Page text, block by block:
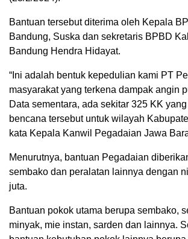
Bantuan tersebut diterima oleh Kepala
Bandung, Suska dan sekretaris BPBD
Bandung Hendra Hidayat.
“Ini adalah bentuk kepedulian kami PT
masyarakat yang terkena dampak angin
Data sementara, ada sekitar 325 KK
bencana tersebut untuk wilayah
kata Kepala Kanwil Pegadaian Jawa
Menurutnya, bantuan Pegadaian
sembako dan peralatan lainnya dengan
juta.
Bantuan pokok utama berupa sembako,
minyak, mie instan, sarden dan lainnya.